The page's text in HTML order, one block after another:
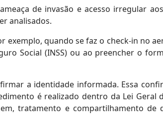
de invasão e acesso irregular
analisados.
exemplo, quando se faz o check-in no
Social (INSS) ou ao preencher o
a identidade informada. Essa
é realizado dentro da Lei Geral
tratamento e compartilhamento de